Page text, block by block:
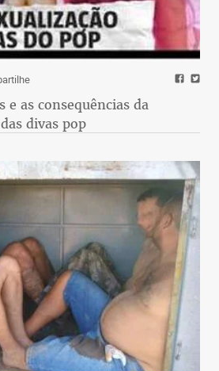
e as consequências da
divas pop